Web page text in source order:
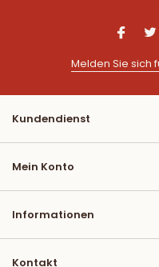
Melden Sie sich
Kundendienst
Mein Konto
Informationen
Kontakt